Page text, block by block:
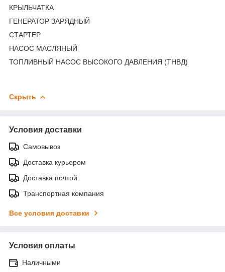
КРЫЛЬЧАТКА
ГЕНЕРАТОР ЗАРЯДНЫЙ
СТАРТЕР
НАСОС МАСЛЯНЫЙ
ТОПЛИВНЫЙ НАСОС ВЫСОКОГО ДАВЛЕНИЯ (ТНВД)
Скрыть
Условия доставки
Самовывоз
Доставка курьером
Доставка почтой
Транспортная компания
Все условия доставки
Условия оплаты
Наличными